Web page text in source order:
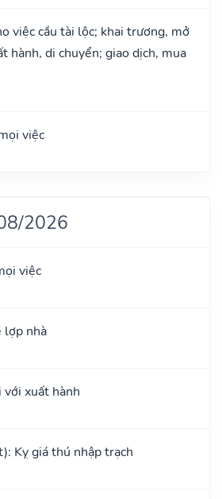
việc cầu tài lộc; khai trương, mở
hành, di chuyển; giao dịch, mua
việc
2026
việc
lợp nhà
với xuất hành
Kỵ giá thú nhập trạch